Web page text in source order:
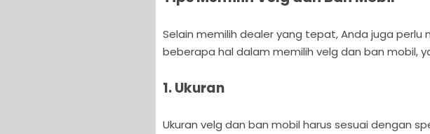
Selain memilih dealer yang tepat, Anda juga perlu
beberapa hal dalam memilih velg dan ban mobil,
1. Ukuran
Ukuran velg dan ban mobil harus sesuai dengan